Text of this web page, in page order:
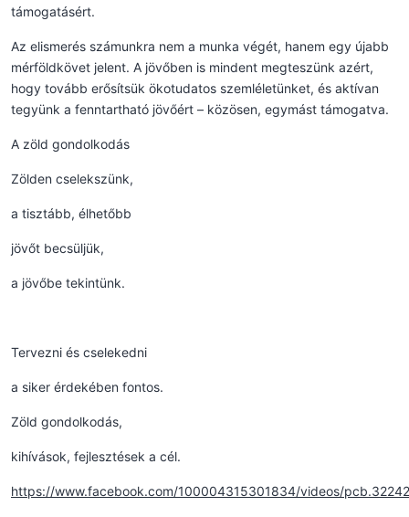
támogatásért.
Az elismerés számunkra nem a munka végét, hanem egy újabb
mérföldkövet jelent. A jövőben is mindent megteszünk azért,
hogy tovább erősítsük ökotudatos szemléletünket, és aktívan
tegyünk a fenntartható jövőért – közösen, egymást támogatva.
A zöld gondolkodás
Zölden cselekszünk,
a tisztább, élhetőbb
jövőt becsüljük,
a jövőbe tekintünk.
Tervezni és cselekedni
a siker érdekében fontos.
Zöld gondolkodás,
kihívások, fejlesztések a cél.
https://www.facebook.com/100004315301834/videos/